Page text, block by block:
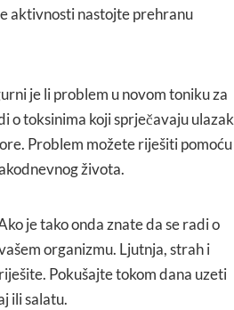
aktivnosti nastojte prehranu
je li problem u novom toniku za
o toksinima koji sprječavaju ulazak
Problem možete riješiti pomoću
života.
je tako onda znate da se radi o
organizmu. Ljutnja, strah i
Pokušajte tokom dana uzeti
ili salatu.